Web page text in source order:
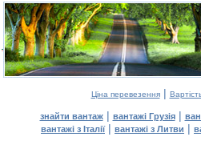
Ціна перевезення|
знайти вантаж| вантажі Грузія|
вантажі з Італії| вантажі з Литви |